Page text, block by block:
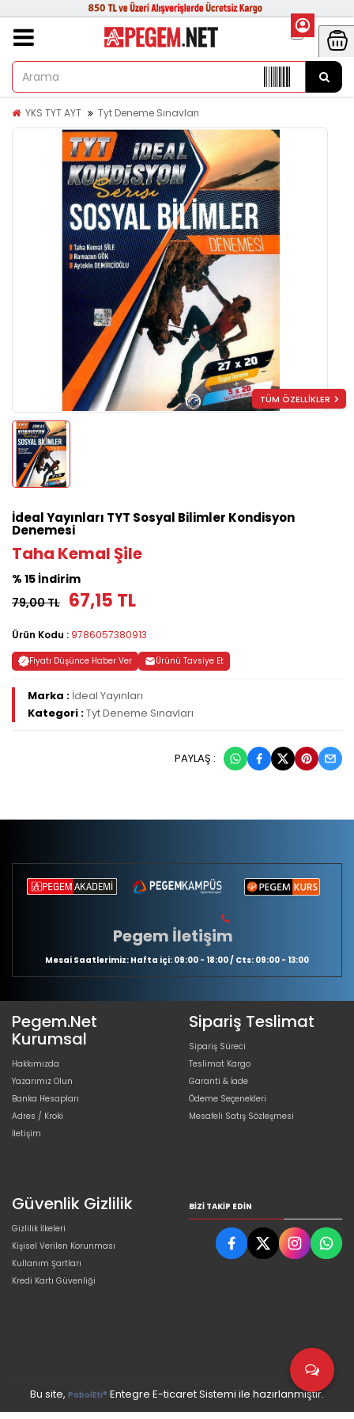
YKS TYT AYT Tyt Deneme Sınavları
TÜM ÖZELLİKLER
İdeal Yayınları TYT Sosyal Bilimler Kondisyon
Denemesi
Taha Kemal Şile
% 15 İndirim
79,00 TL 67,15 TL
Ürün Kodu : 9786057380913
Fiyatı Düşünce Haber Ver Ürünü Tavsiye Et
Marka : İdeal Yayınları
Kategori :Tyt Deneme Sınavları
PAYLAŞ :
Pegem İletişim
Mesai Saatlerimiz: Hafta içi: 09:00 - 18:00 / Cts: 09:00 - 13:00
Pegem.Net
Kurumsal
Hakkımızda
Yazarımız Olun
Banka Hesapları
Adres / Kroki
İletişim
Sipariş Teslimat
Sipariş Süreci
Teslimat Kargo
Garanti & İade
Ödeme Seçenekleri
Mesafeli Satış Sözleşmesi
Güvenlik Gizlilik
Gizlilik İlkeleri
Kişisel Verilen Korunması
Kullanım Şartları
Kredi Kartı Güvenliği
BIZI TAKIP EDIN
Bu site, PobolEti® Entegre E-ticaret Sistemi ile hazırlanmıştır.